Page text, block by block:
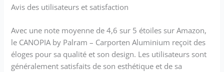
Avis des utilisateurs et satisfaction
Avec une note moyenne de 4,6 sur 5 étoiles sur Amazon,
le CANOPIA by Palram – Carporten Aluminium reçoit des
éloges pour sa qualité et son design. Les utilisateurs sont
généralement satisfaits de son esthétique et de sa